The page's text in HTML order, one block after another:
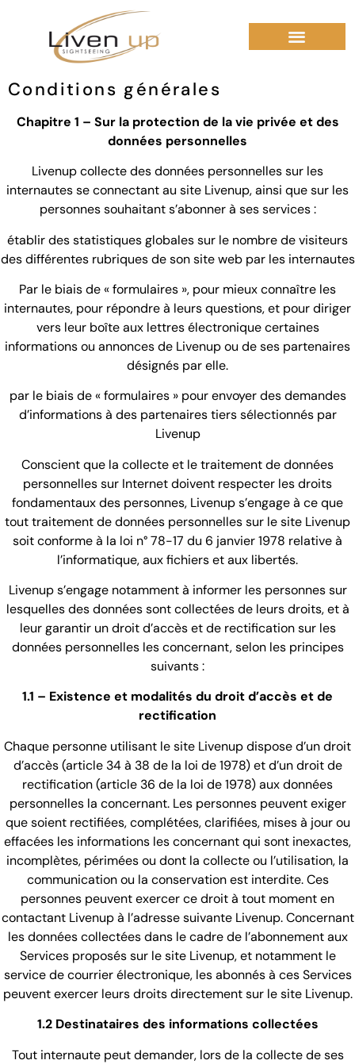
Conditions générales
Chapitre 1 – Sur la protection de la vie privée et des
données personnelles
Livenup collecte des données personnelles sur les
internautes se connectant au site Livenup, ainsi que sur les
personnes souhaitant s’abonner à ses services :
établir des statistiques globales sur le nombre de visiteurs
des différentes rubriques de son site web par les internautes
Par le biais de « formulaires », pour mieux connaître les
internautes, pour répondre à leurs questions, et pour diriger
vers leur boîte aux lettres électronique certaines
informations ou annonces de Livenup ou de ses partenaires
désignés par elle.
par le biais de « formulaires » pour envoyer des demandes
d’informations à des partenaires tiers sélectionnés par
Livenup
Conscient que la collecte et le traitement de données
personnelles sur Internet doivent respecter les droits
fondamentaux des personnes, Livenup s’engage à ce que
tout traitement de données personnelles sur le site Livenup
soit conforme à la loi n° 78-17 du 6 janvier 1978 relative à
l’informatique, aux fichiers et aux libertés.
Livenup s’engage notamment à informer les personnes sur
lesquelles des données sont collectées de leurs droits, et à
leur garantir un droit d’accès et de rectification sur les
données personnelles les concernant, selon les principes
suivants :
1.1 – Existence et modalités du droit d’accès et de
rectification
Chaque personne utilisant le site Livenup dispose d’un droit
d’accès (article 34 à 38 de la loi de 1978) et d’un droit de
rectification (article 36 de la loi de 1978) aux données
personnelles la concernant. Les personnes peuvent exiger
que soient rectifiées, complétées, clarifiées, mises à jour ou
effacées les informations les concernant qui sont inexactes,
incomplètes, périmées ou dont la collecte ou l’utilisation, la
communication ou la conservation est interdite. Ces
personnes peuvent exercer ce droit à tout moment en
contactant Livenup à l’adresse suivante Livenup. Concernant
les données collectées dans le cadre de l’abonnement aux
Services proposés sur le site Livenup, et notamment le
service de courrier électronique, les abonnés à ces Services
peuvent exercer leurs droits directement sur le site Livenup.
1.2 Destinataires des informations collectées
Tout internaute peut demander, lors de la collecte de ses